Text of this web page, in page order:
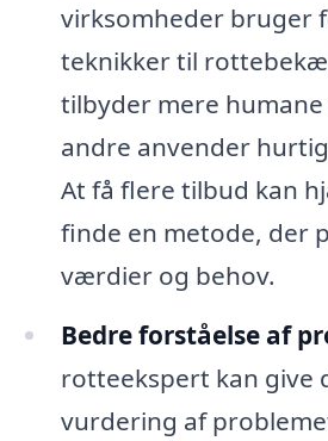
virksomheder bruger
teknikker til
tilbyder mere
andre anvender
At få flere tilbud kan
finde en metode, der
værdier og behov.
Bedre forståelse af
rotteekspert kan give
vurdering af